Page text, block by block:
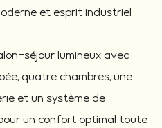
et esprit industriel
séjour lumineux avec
quatre chambres, une
et un système de
un confort optimal toute